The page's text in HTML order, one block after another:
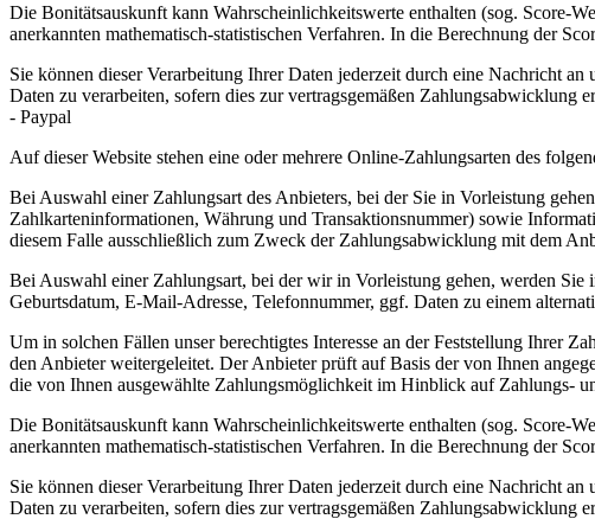
Die Bonitätsauskunft kann Wahrscheinlichkeitswerte enthalten (sog. Score-
anerkannten mathematisch-statistischen Verfahren. In die Berechnung der
Sie können dieser Verarbeitung Ihrer Daten jederzeit durch eine Nachricht
Daten zu verarbeiten, sofern dies zur vertragsgemäßen Zahlungsabwicklung
- Paypal
Auf dieser Website stehen eine oder mehrere Online-Zahlungsarten des
Bei Auswahl einer Zahlungsart des Anbieters, bei der Sie in Vorleistung
Zahlkarteninformationen, Währung und Transaktionsnummer) sowie
diesem Falle ausschließlich zum Zweck der Zahlungsabwicklung mit dem
Bei Auswahl einer Zahlungsart, bei der wir in Vorleistung gehen, werden
Geburtsdatum, E-Mail-Adresse, Telefonnummer, ggf. Daten zu einem
Um in solchen Fällen unser berechtigtes Interesse an der Feststellung Ihrer
den Anbieter weitergeleitet. Der Anbieter prüft auf Basis der von Ihnen
die von Ihnen ausgewählte Zahlungsmöglichkeit im Hinblick auf Zahlungs-
Die Bonitätsauskunft kann Wahrscheinlichkeitswerte enthalten (sog. Score-
anerkannten mathematisch-statistischen Verfahren. In die Berechnung der
Sie können dieser Verarbeitung Ihrer Daten jederzeit durch eine Nachricht
Daten zu verarbeiten, sofern dies zur vertragsgemäßen Zahlungsabwicklung